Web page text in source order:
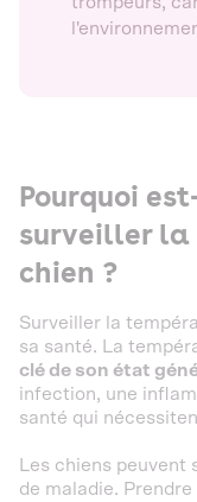
Pourquoi
surveiller la
chien ?
Surveiller la
sa santé. La
clé de son état
infection, une
santé qui
Les chiens
de maladie.